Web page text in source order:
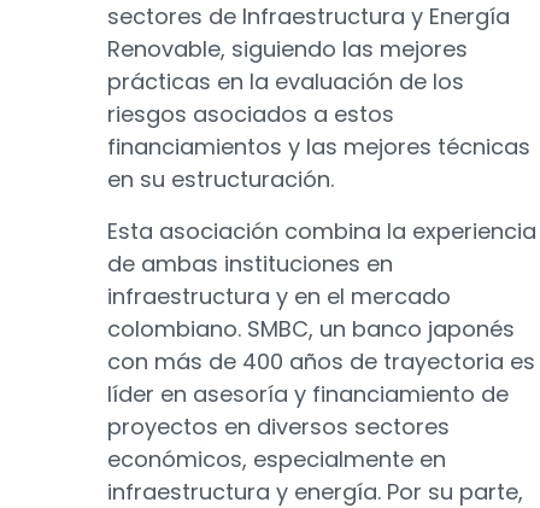
sectores de Infraestructura y Energía
Renovable, siguiendo las mejores
prácticas en la evaluación de los
riesgos asociados a estos
financiamientos y las mejores técnicas
en su estructuración.
Esta asociación combina la experiencia
de ambas instituciones en
infraestructura y en el mercado
colombiano. SMBC, un banco japonés
con más de 400 años de trayectoria es
líder en asesoría y financiamiento de
proyectos en diversos sectores
económicos, especialmente en
infraestructura y energía. Por su parte,